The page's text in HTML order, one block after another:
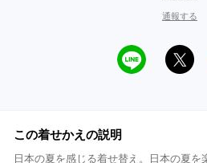
通報する
この着せかえの説明
日本の夏を感じる着せ替え。日本の夏を